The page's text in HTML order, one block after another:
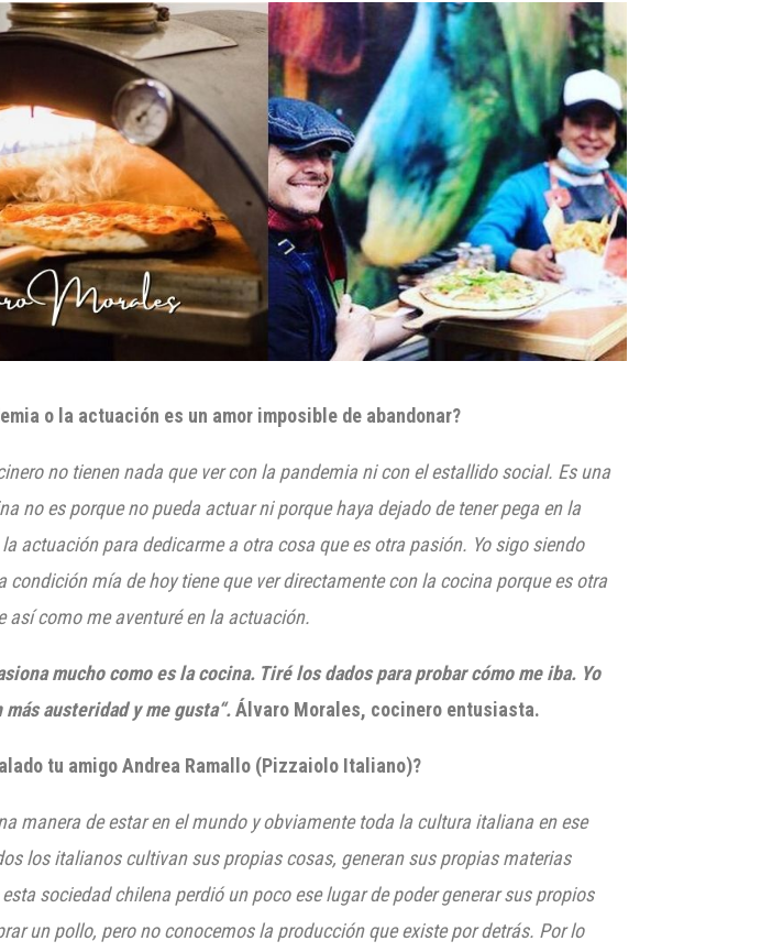
o la actuación es un amor imposible de abandonar?
no tienen nada que ver con la pandemia ni con el estallido social. Es una
no es porque no pueda actuar ni porque haya dejadode tener pega en la
actuación para dedicarme a otra cosa que es otra pasión. Yo sigo siendo
mía de hoy tiene que ver directamente con la cocina porque es otra
así como me aventuré en la actuación.
mucho como es la cocina. Tiré los dados para probar cómo me iba. Yo
austeridad y me gusta“.Álvaro Morales, cocinero entusiasta.
tu amigo Andrea Ramallo (Pizzaiolo Italiano)?
manera de estar en el mundo y obviamente toda la cultura italiana en ese
los italianos cultivan sus propias cosas, generan sus propias materias
sociedad chilena perdió un poco ese lugar de poder generar sus propios
un pollo, pero no conocemos la producción que existe por detrás. Por lo